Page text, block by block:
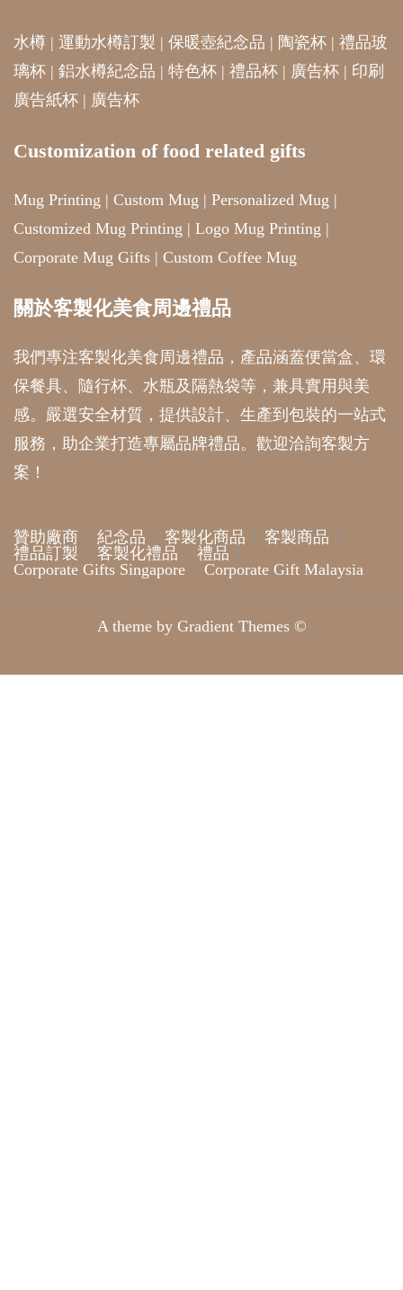
水樽 | 運動水樽訂製 | 保暖壺紀念品 | 陶瓷杯 | 禮品玻
璃杯 | 鋁水樽紀念品 | 特色杯 | 禮品杯 | 廣告杯 | 印刷
廣告紙杯 | 廣告杯
Customization of food related gifts
Mug Printing | Custom Mug | Personalized Mug |
Customized Mug Printing | Logo Mug Printing |
Corporate Mug Gifts | Custom Coffee Mug
關於客製化美食周邊禮品
我們專注客製化美食周邊禮品，產品涵蓋便當盒、環
保餐具、隨行杯、水瓶及隔熱袋等，兼具實用與美
感。嚴選安全材質，提供設計、生產到包裝的一站式
服務，助企業打造專屬品牌禮品。歡迎洽詢客製方
案！
贊助廠商 紀念品 客製化商品
客製商品
禮品訂製
客製化禮品
禮品
Corporate Gifts Singapore
Corporate Gift Malaysia
A theme by Gradient Themes ©